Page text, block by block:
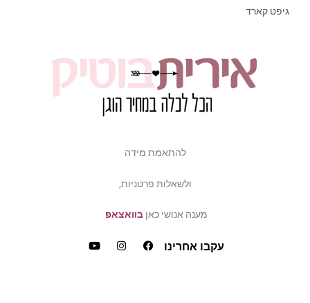
גיפט קארד
להתאמת מידה
ולשאלות פרטניות,
מענה אנושי כאןבוואצאפ
עקבו אחרינו